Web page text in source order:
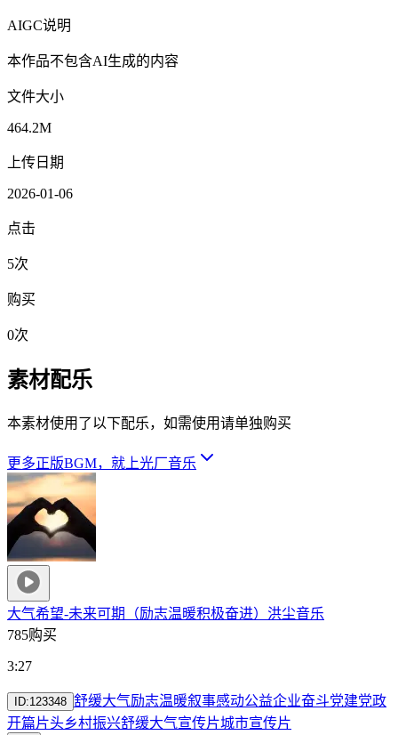
AIGC说明
本作品不包含AI生成的内容
文件大小
464.2M
上传日期
2026-01-06
点击
5次
购买
0次
素材配乐
本素材使用了以下配乐，如需使用请单独购买
更多正版BGM，就上光厂音乐
大气希望-未来可期（励志温暖积极奋进） 洪尘音乐
785购买
3:27
ID:123348 舒缓大气励志温暖叙事感动公益企业奋斗党建党政
开篇片头乡村振兴舒缓大气宣传片城市宣传片